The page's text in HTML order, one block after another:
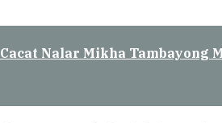
Cacat Nalar Mikha Tambayong